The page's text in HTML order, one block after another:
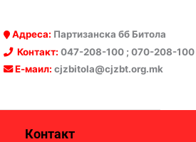
Адреса: Партизанска бб Битола
Контакт: 047-208-100 ; 070-208-100
Е-маил: cjzbitola@cjzbt.org.mk
Контакт